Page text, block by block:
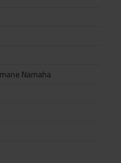
Namaha